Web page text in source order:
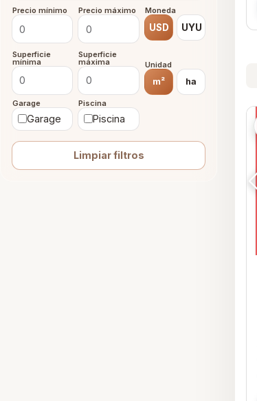
Precio mínimo Precio máximo Moneda
USD UYU
Superficie
mínima
Superficie
máxima Unidad
m² ha
Garage
Garage
Piscina
Piscina
Limpiar filtros